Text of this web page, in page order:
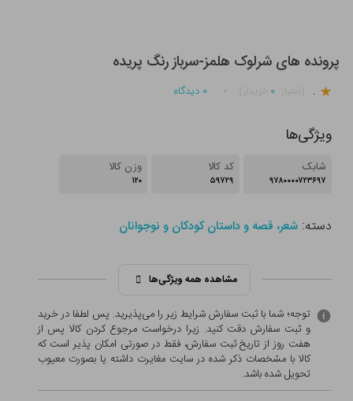
پرونده های شرلوک هلمز-سرباز رنگ پریده
. ۰ ۰ دیدگاه
ویژگی‌ها
شابک
۹۷۸۰۰۰۰۷۲۳۶۹۷
کد کالا
۵۹۷۲۹
وزن کالا
۱۲۰
دسته:شعر، قصه و داستان کودکان و نوجوانان
مشاهده همه ویژگی‌ها
توجه؛ شما با ثبت سفارش شرایط زیر را می‌پذیرید. پس لطفا در خرید
و ثبت سفارش دقت کنید. زیرا درخواست مرجوع کردن کالا پس از
هفت روز از تاریخ ثبت سفارش، فقط در صورتی امکان پذیر است که
کالا با مشخصات ذکر شده در سایت مغایرت داشته یا بصورت معيوب
تحویل شده باشد.